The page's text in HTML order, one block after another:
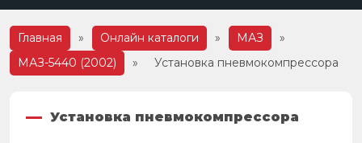
Главная » Онлайн каталоги » МАЗ
»
МАЗ-5440 (2002)
» Установка пневмокомпрессора
Установка пневмокомпрессора